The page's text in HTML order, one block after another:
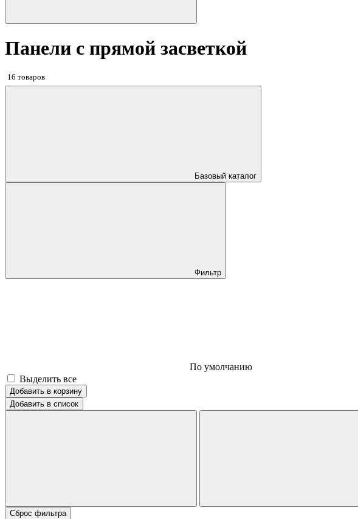
Панели с прямой засветкой
16 товаров
Базовый каталог
Фильтр
По умолчанию
Выделить все
Добавить в корзину
Добавить в список
Сброс фильтра